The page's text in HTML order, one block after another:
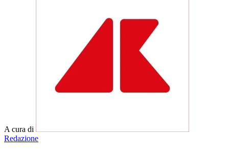
A cura di
Redazione